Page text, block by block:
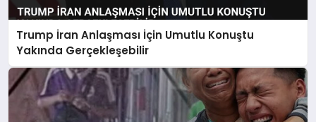
Trump İran Anlaşması İçin Umutlu Konuştu
Yakında Gerçekleşebilir